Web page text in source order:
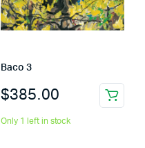
Baco 3
$385.00
Only 1 left in stock